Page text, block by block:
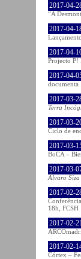
2017-04-
“A
2017-04-
2017-04-
Projecto P!
2017-04-
documenta
2017-03-
Terra
2017-03-
Ciclo de
2017-03-
BoCA –
2017-03-
Álvaro
2017-02-
Conferência
18h, FCSH
2017-02-
2017-02-
Córtex –